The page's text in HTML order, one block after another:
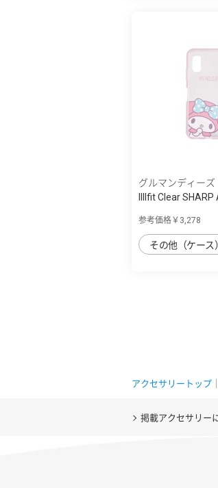
グルマンディーズ
IIIIfit Clear
参考価格￥3,278
その他（ケース）
アクセサリートップ
掲載アクセサリー